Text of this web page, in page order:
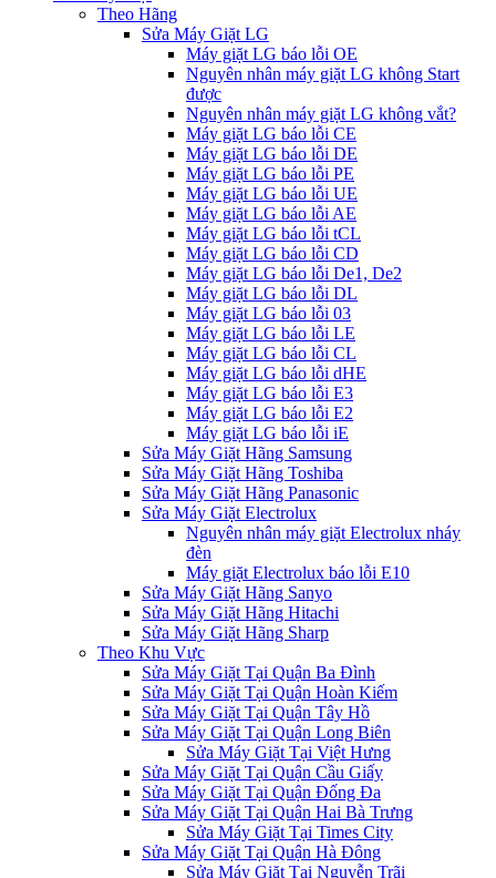
Theo Hãng
Sửa Máy Giặt LG
Máy giặt LG báo lỗi OE
Nguyên nhân máy giặt LG không Start
được
Nguyên nhân máy giặt LG không vắt?
Máy giặt LG báo lỗi CE
Máy giặt LG báo lỗi DE
Máy giặt LG báo lỗi PE
Máy giặt LG báo lỗi UE
Máy giặt LG báo lỗi AE
Máy giặt LG báo lỗi tCL
Máy giặt LG báo lỗi CD
Máy giặt LG báo lỗi De1, De2
Máy giặt LG báo lỗi DL
Máy giặt LG báo lỗi 03
Máy giặt LG báo lỗi LE
Máy giặt LG báo lỗi CL
Máy giặt LG báo lỗi dHE
Máy giặt LG báo lỗi E3
Máy giặt LG báo lỗi E2
Máy giặt LG báo lỗi iE
Sửa Máy Giặt Hãng Samsung
Sửa Máy Giặt Hãng Toshiba
Sửa Máy Giặt Hãng Panasonic
Sửa Máy Giặt Electrolux
Nguyên nhân máy giặt Electrolux nháy
đèn
Máy giặt Electrolux báo lỗi E10
Sửa Máy Giặt Hãng Sanyo
Sửa Máy Giặt Hãng Hitachi
Sửa Máy Giặt Hãng Sharp
Theo Khu Vực
Sửa Máy Giặt Tại Quận Ba Đình
Sửa Máy Giặt Tại Quận Hoàn Kiếm
Sửa Máy Giặt Tại Quận Tây Hồ
Sửa Máy Giặt Tại Quận Long Biên
Sửa Máy Giặt Tại Việt Hưng
Sửa Máy Giặt Tại Quận Cầu Giấy
Sửa Máy Giặt Tại Quận Đống Đa
Sửa Máy Giặt Tại Quận Hai Bà Trưng
Sửa Máy Giặt Tại Times City
Sửa Máy Giặt Tại Quận Hà Đông
Sửa Máy Giặt Tại Nguyễn Trãi